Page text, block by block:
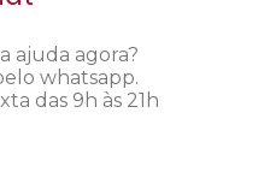
ajuda agora?
whatsapp.
das 9h às 21h